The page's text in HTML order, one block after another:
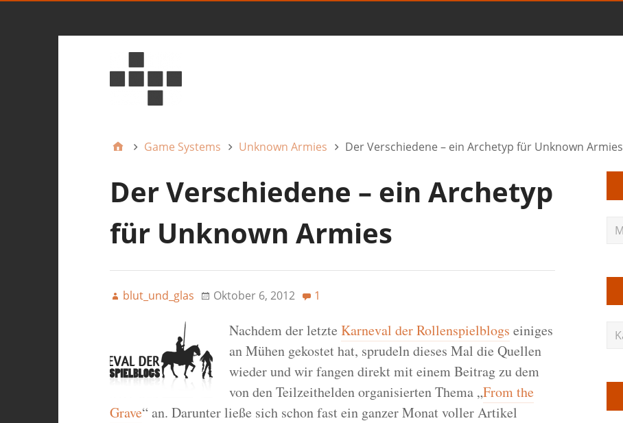
Game Systems Unknown Armies Der Verschiedene – ein Archetyp für Unknown Armies
Der Verschiedene – ein Archetyp
für Unknown Armies
blut_und_glas Oktober 6, 2012 1
Nachdem der letzte Karneval der Rollenspielblogs einiges
an Mühen gekostet hat, sprudeln dieses Mal die Quellen
wieder und wir fangen direkt mit einem Beitrag zu dem
von den Teilzeithelden organisierten Thema „From the
Grave“ an. Darunter ließe sich schon fast ein ganzer Monat voller Artikel